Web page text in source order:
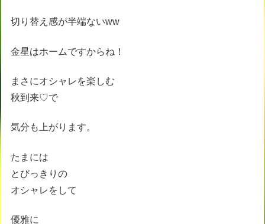
切り替え感が半端ないww
金星はホームですからね！
まさにオシャレを楽しむ
秋到来♡で
気分も上がります。
たまには
とびっきりの
オシャレをして
優雅に